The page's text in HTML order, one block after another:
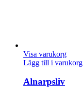
Visa varukorg
Lägg till i varukorg
Alnarpsliv